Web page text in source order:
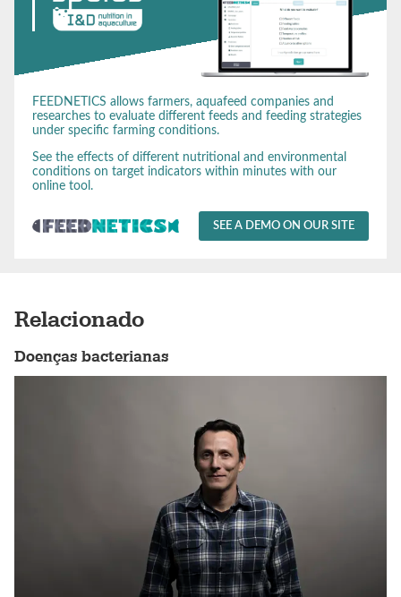
FEEDNETICS allows farmers, aquafeed companies and
researches to evaluate different feeds and feeding strategies
under specific farming conditions.
See the effects of different nutritional and environmental
conditions on target indicators within minutes with our
online tool.
SEE A DEMO ON OUR SITE
Relacionado
Doenças bacterianas